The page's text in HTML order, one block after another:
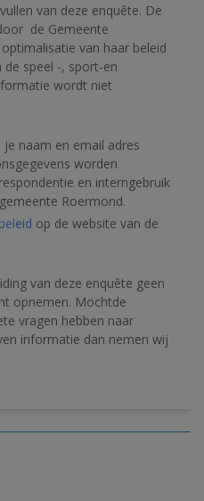
van deze enquête. De
de Gemeente
van haar beleid
de speel -, sport-en
wordt niet
naam en email adres
worden
en interngebruik
Roermond.
op de website van de
van deze enquête geen
opnemen. Mochtde
vragen hebben naar
informatie dan nemen wij